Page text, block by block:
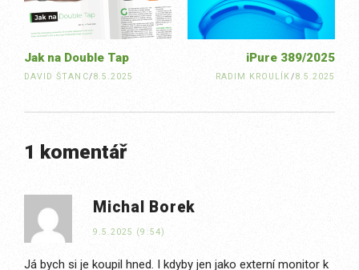
iPure 389/2025
RADIM KROULÍK/8.5.2025
Jak na Double Tap
DAVID ŠTANC/8.5.2025
1 komentář
Michal Borek
9.5.2025 (9:54)
Já bych si je koupil hned. I kdyby jen jako externí monitor k